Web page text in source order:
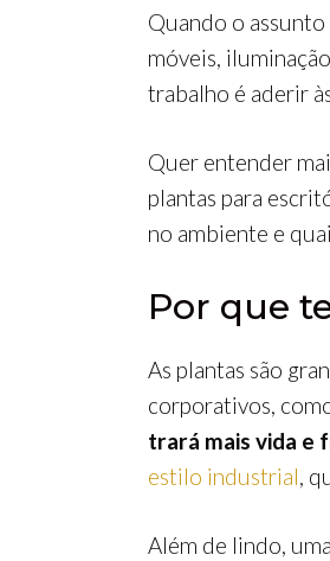
Quando o
móveis,
trabalho é aderir
Quer entender
plantas para
no ambiente e
Por que
As plantas são
corporativos,
trará mais vida e
estilo industrial,
Além de lindo,